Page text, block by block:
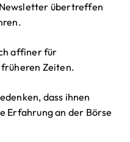
Newsletter übertreffen
affiner für
Zeiten.
dass ihnen
Erfahrung an der Börse